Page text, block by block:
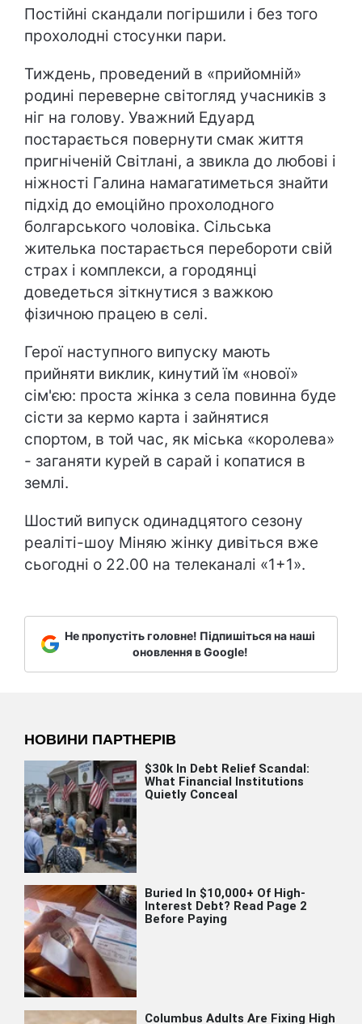
Постійні скандали погіршили і без того
прохолодні стосунки пари.
Тиждень, проведений в «прийомній»
родині переверне світогляд учасників з
ніг на голову. Уважний Едуард
постарається повернути смак життя
пригніченій Світлані, а звикла до любові і
ніжності Галина намагатиметься знайти
підхід до емоційно прохолодного
болгарського чоловіка. Сільська
жителька постарається перебороти свій
страх і комплекси, а городянці
доведеться зіткнутися з важкою
фізичною працею в селі.
Герої наступного випуску мають
прийняти виклик, кинутий їм «нової»
сім'єю: проста жінка з села повинна буде
сісти за кермо карта і зайнятися
спортом, в той час, як міська «королева»
- заганяти курей в сарай і копатися в
землі.
Шостий випуск одинадцятого сезону
реаліті-шоу Міняю жінку дивіться вже
сьогодні о 22.00 на телеканалі «1+1».
Не пропустіть головне! Підпишіться на наші
оновлення в Google!